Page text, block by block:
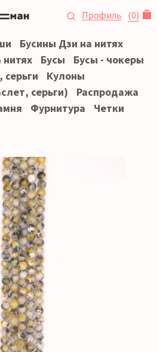
Профиль (0)
Бусины Дзи на нитях
Бусы
Бусы - чокеры
серьги
Кулоны
серьги)
Распродажа
Фурнитура Четки